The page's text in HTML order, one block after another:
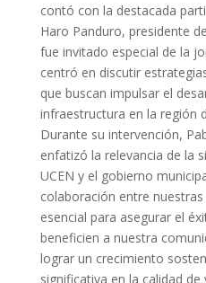
contó con la destacada
Haro Panduro, presidente
fue invitado especial de la
centró en discutir
que buscan impulsar el
infraestructura en la región
Durante su intervención,
enfatizó la relevancia de la
UCEN y el gobierno
colaboración entre
esencial para asegurar el
beneficien a nuestra
lograr un crecimiento
significativa en la calidad de